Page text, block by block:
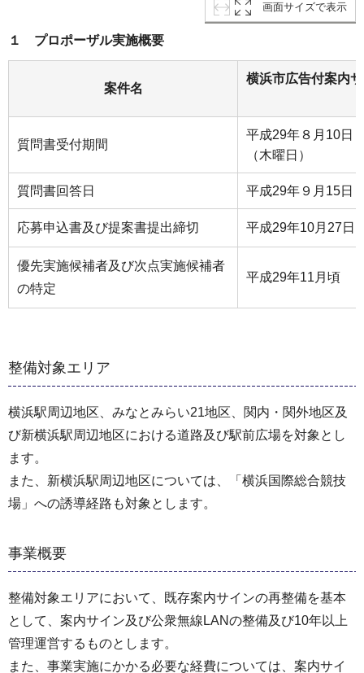
画面サイズで表示
１ プロポーザル実施概要
案件名
横浜市広告付案内
質問書受付期間
平成29年８月10日
（木曜日）
質問書回答日 平成29年９月15日
応募申込書及び提案書提出締切 平成29年10月27日
優先実施候補者及び次点実施候補者
の特定
平成29年11月頃
整備対象エリア
横浜駅周辺地区、みなとみらい21地区、関内・関外地区及
び新横浜駅周辺地区における道路及び駅前広場を対象とし
ます。
また、新横浜駅周辺地区については、「横浜国際総合競技
場」への誘導経路も対象とします。
事業概要
整備対象エリアにおいて、既存案内サインの再整備を基本
として、案内サイン及び公衆無線LANの整備及び10年以上
管理運営するものとします。
また、事業実施にかかる必要な経費については、案内サイ